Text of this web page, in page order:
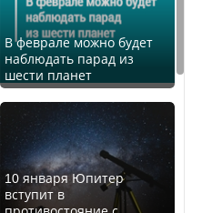
В феврале можно будет
наблюдать парад из
шести планет
10 января Юпитер
вступит в